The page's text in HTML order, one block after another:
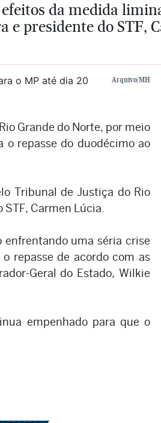
efeitos da medida
presidente do STF,
Arquivo/MH
Grande do Norte, por meio
o repasse do duodécimo ao
Tribunal de Justiça do Rio
Carmen Lúcia.
enfrentando uma séria crise
repasse de acordo com as
Geral do Estado, Wilkie
empenhado para que o